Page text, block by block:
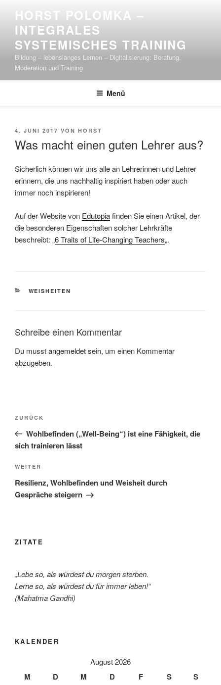
springen
HORST POLOMKA –
INTEGRALES
SYSTEMISCHES TRAINING
Bildung – lebenslanges Lernen – Digitalisierung: Beratung,
Moderation und Training
Menü
VERÖFFENTLICHT
4. JUNI 2017 VON HORST
Was macht einen guten Lehrer aus?
Sicherlich können wir uns alle an Lehrerinnen und Lehrer
erinnern, die uns nachhaltig inspiriert haben oder auch
immer noch inspirieren!
Auf der Website von Edutopiafinden Sie einen Artikel, der
die besonderen Eigenschaften solcher Lehrkräfte
beschreibt: „6 Traits of Life-Changing Teachers„.
KATEGORIEN
WEISHEITEN
Schreibe einen Kommentar
Du musstangemeldetsein, um einen Kommentar
abzugeben.
Beitragsnavigation
Vorheriger
Beitrag
ZURÜCK
Wohlbefinden („Well-Being“) ist eine Fähigkeit, die
sich trainieren lässt
Nächster
Beitrag
WEITER
Resilienz, Wohlbefinden und Weisheit durch
Gespräche steigern
ZITATE
„Lebe so, als würdest du morgen sterben.
Lerne so, als würdest du für immer leben!“
(Mahatma Gandhi)
KALENDER
August 2026
M D M D F S S